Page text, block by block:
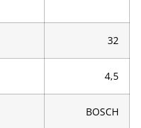
32
4,5
BOSCH